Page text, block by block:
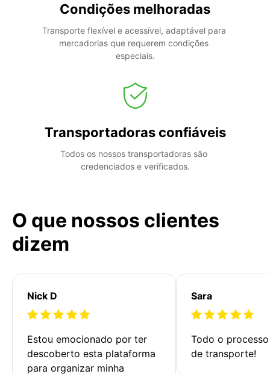
Condições melhoradas
Transporte flexível e acessível, adaptável para
mercadorias que requerem condições
especiais.
Transportadoras confiáveis
Todos os nossos transportadoras são
credenciados e verificados.
O que nossos clientes
dizem
Nick D
Estou emocionado por ter
descoberto esta plataforma
para organizar minha
Sara
Todo o
de transporte!